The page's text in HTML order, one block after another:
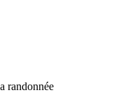
randonnée